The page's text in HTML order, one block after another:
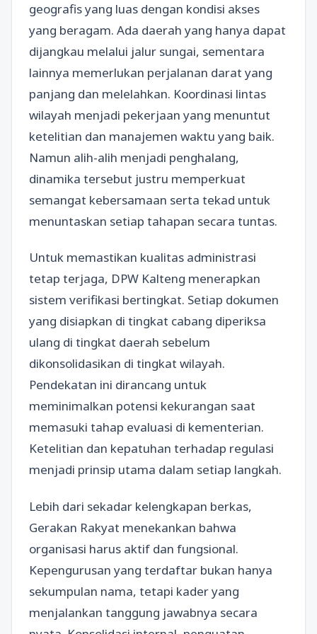
geografis yang luas dengan kondisi akses
yang beragam. Ada daerah yang hanya dapat
dijangkau melalui jalur sungai, sementara
lainnya memerlukan perjalanan darat yang
panjang dan melelahkan. Koordinasi lintas
wilayah menjadi pekerjaan yang menuntut
ketelitian dan manajemen waktu yang baik.
Namun alih-alih menjadi penghalang,
dinamika tersebut justru memperkuat
semangat kebersamaan serta tekad untuk
menuntaskan setiap tahapan secara tuntas.
Untuk memastikan kualitas administrasi
tetap terjaga, DPW Kalteng menerapkan
sistem verifikasi bertingkat. Setiap dokumen
yang disiapkan di tingkat cabang diperiksa
ulang di tingkat daerah sebelum
dikonsolidasikan di tingkat wilayah.
Pendekatan ini dirancang untuk
meminimalkan potensi kekurangan saat
memasuki tahap evaluasi di kementerian.
Ketelitian dan kepatuhan terhadap regulasi
menjadi prinsip utama dalam setiap langkah.
Lebih dari sekadar kelengkapan berkas,
Gerakan Rakyat menekankan bahwa
organisasi harus aktif dan fungsional.
Kepengurusan yang terdaftar bukan hanya
sekumpulan nama, tetapi kader yang
menjalankan tanggung jawabnya secara